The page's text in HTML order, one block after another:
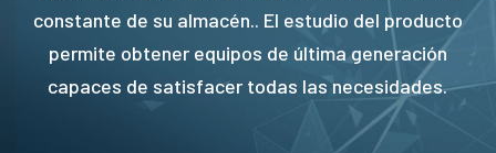
constante de su almacén.. El estudio del producto
permite obtener equipos de última generación
capaces de satisfacer todas las necesidades.